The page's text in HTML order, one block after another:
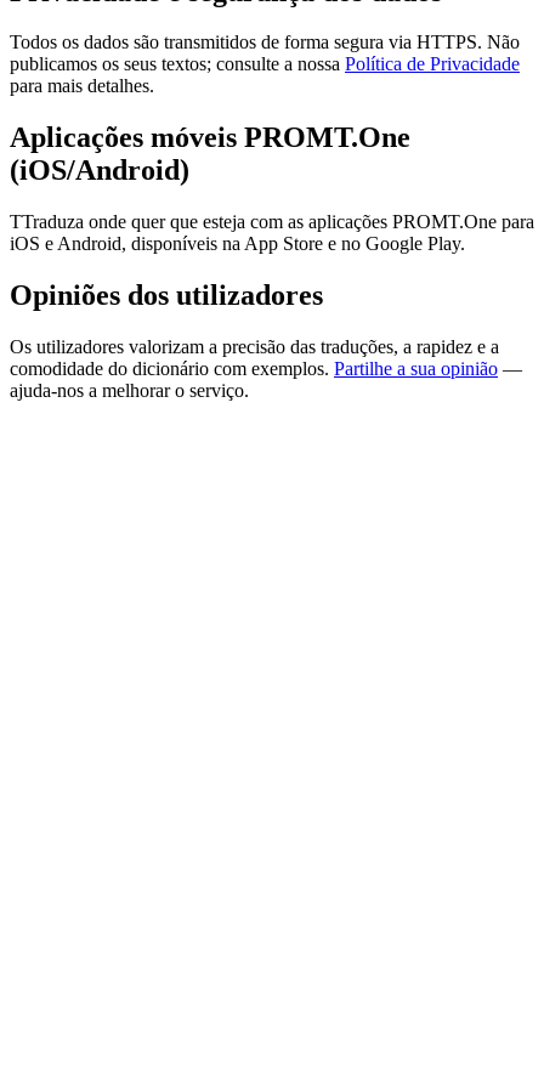
Todos os dados são transmitidos de forma segura via HTTPS. Não
publicamos os seus textos; consulte a nossa Política de Privacidade
para mais detalhes.
Aplicações móveis PROMT.One
(iOS/Android)
TTraduza onde quer que esteja com as aplicações PROMT.One para
iOS e Android, disponíveis na App Store e no Google Play.
Opiniões dos utilizadores
Os utilizadores valorizam a precisão das traduções, a rapidez e a
comodidade do dicionário com exemplos. Partilhe a sua opinião —
ajuda-nos a melhorar o serviço.